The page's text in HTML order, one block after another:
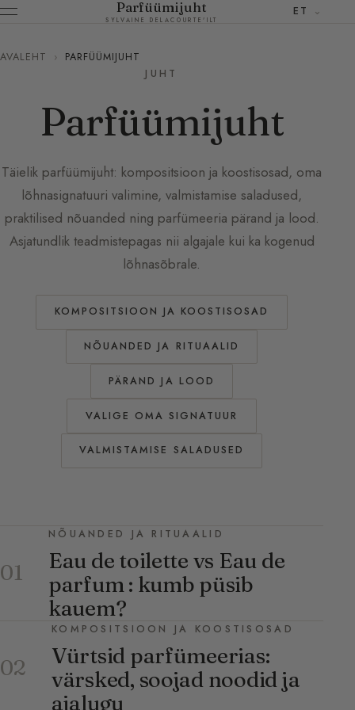
Parfüümijuht
SYLVAINE DELACOURTE'ILT
ET
AVALEHT ›
PARFÜÜMIJUHT
JUHT
Parfüümijuht
Täielik parfüümijuht: kompositsioon ja koostisosad, oma
lõhnasignatuuri valimine, valmistamise saladused,
praktilised nõuanded ning parfümeeria pärand ja lood.
Asjatundlik teadmistepagas nii algajale kui ka kogenud
lõhnasõbrale.
KOMPOSITSIOON JA KOOSTISOSAD
NÕUANDED JA RITUAALID
PÄRAND JA LOOD
VALIGE OMA SIGNATUUR
VALMISTAMISE SALADUSED
01
NÕUANDED JA RITUAALID
Eau de toilette vs Eau de
parfum : kumb püsib
kauem?
02
KOMPOSITSIOON JA KOOSTISOSAD
Vürtsid parfümeerias:
värsked, soojad noodid ja
ajalugu